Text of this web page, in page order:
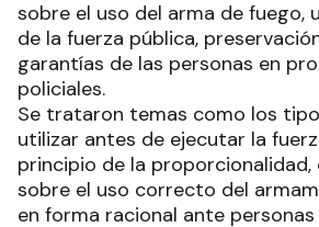
sobre el uso del arma de fuego,
de la fuerza pública,
garantías de las personas en
policiales.
Se trataron temas como los
utilizar antes de ejecutar la
principio de la
sobre el uso correcto del
en forma racional ante